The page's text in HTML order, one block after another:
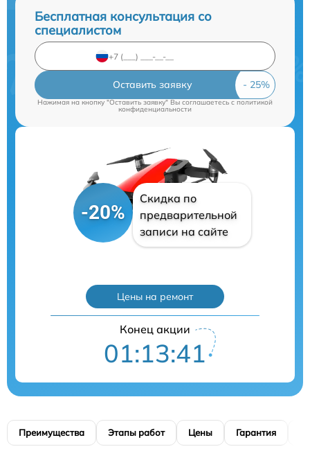
Бесплатная консультация со
специалистом
Оставить заявку
Нажимая на кнопку "Оставить заявку" Вы соглашаетесь cполитикой
конфиденциальности
-20%
Скидка по
предварительной
записи на сайте
Цены на ремонт
Конец акции
01:13:40
Преимущества Этапы работ Цены Гарантия